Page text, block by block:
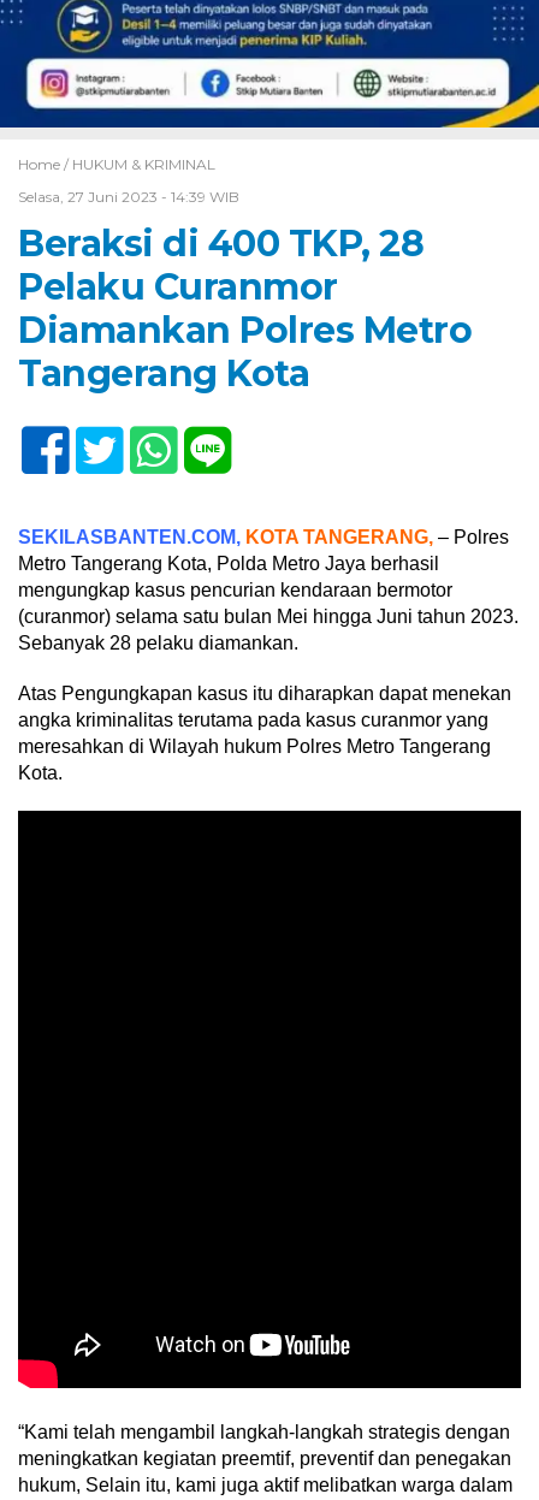
Home / HUKUM & KRIMINAL
Selasa, 27 Juni 2023 - 14:39 WIB
Beraksi di 400 TKP, 28
Pelaku Curanmor
Diamankan Polres Metro
Tangerang Kota
SEKILASBANTEN.COM, KOTA TANGERANG, – Polres
Metro Tangerang Kota, Polda Metro Jaya berhasil
mengungkap kasus pencurian kendaraan bermotor
(curanmor) selama satu bulan Mei hingga Juni tahun 2023.
Sebanyak 28 pelaku diamankan.
Atas Pengungkapan kasus itu diharapkan dapat menekan
angka kriminalitas terutama pada kasus curanmor yang
meresahkan di Wilayah hukum Polres Metro Tangerang
Kota.
“Kami telah mengambil langkah-langkah strategis dengan
meningkatkan kegiatan preemtif, preventif dan penegakan
hukum, Selain itu, kami juga aktif melibatkan warga dalam